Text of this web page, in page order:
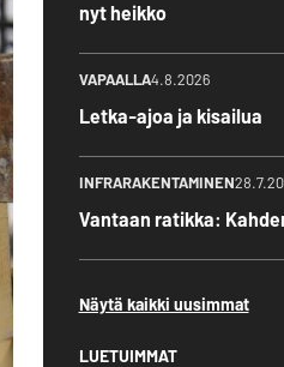
nyt heikko
VAPAALLA4.8.2026
Letka-ajoa ja kisailua
INFRARAKENTAMINEN
Vantaan ratikka:
Näytä kaikki uusimmat
LUETUIMMAT